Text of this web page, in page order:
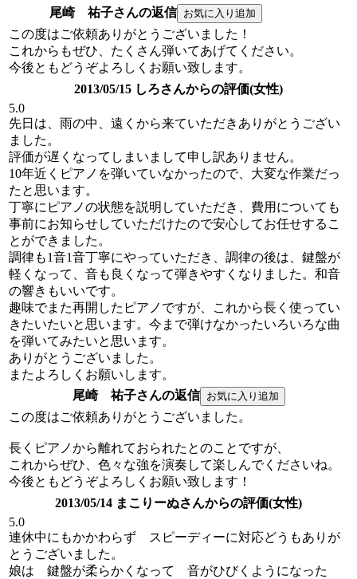
尾崎 祐子さんの返信
この度はご依頼ありがとうございました！
これからもぜひ、たくさん弾いてあげてください。
今後ともどうぞよろしくお願い致します。
2013/05/15 しろさんからの評価(女性)
5.0
先日は、雨の中、遠くから来ていただきありがとうござい
ました。
評価が遅くなってしまいまして申し訳ありません。
10年近くピアノを弾いていなかったので、大変な作業だっ
たと思います。
丁寧にピアノの状態を説明していただき、費用についても
事前にお知らせしていただけたので安心してお任せするこ
とができました。
調律も1音1音丁寧にやっていただき、調律の後は、鍵盤が
軽くなって、音も良くなって弾きやすくなりました。和音
の響きもいいです。
趣味でまた再開したピアノですが、これから長く使ってい
きたいたいと思います。今まで弾けなかったいろいろな曲
を弾いてみたいと思います。
ありがとうございました。
またよろしくお願いします。
尾崎 祐子さんの返信
この度はご依頼ありがとうございました。
長くピアノから離れておられたとのことですが、
これからぜひ、色々な強を演奏して楽しんでくださいね。
今後ともどうぞよろしくお願い致します！
2013/05/14 まこりーぬさんからの評価(女性)
5.0
連休中にもかかわらず スピーディーに対応どうもありが
とうございました。
娘は 鍵盤が柔らかくなって 音がひびくようになった